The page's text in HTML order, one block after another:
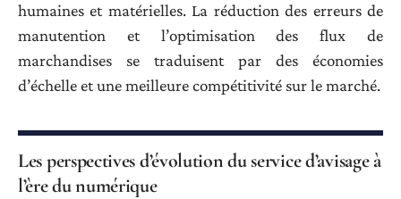
humaines et matérielles. La réduction des erreurs de
manutention et l’optimisation des flux de
marchandises se traduisent par des économies
d’échelle et une meilleure compétitivité sur le marché.
Les perspectives d’évolution du service d’avisage à
l’ère du numérique